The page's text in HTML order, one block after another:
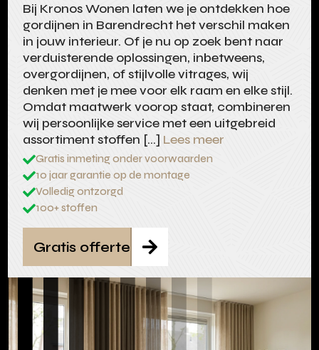
Bij Kronos Wonen laten we je ontdekken hoe
gordijnen in Barendrecht het verschil maken
in jouw interieur. Of je nu op zoek bent naar
verduisterende oplossingen, inbetweens,
overgordijnen, of stijlvolle vitrages, wij
denken met je mee voor elk raam en elke stijl.
Omdat maatwerk voorop staat, combineren
wij persoonlijke service met een uitgebreid
assortiment stoffen […] Lees meer
Gratis inmeting onder voorwaarden
10 jaar garantie op de montage
Volledig ontzorgd
100+ stoffen

Gratis offerte